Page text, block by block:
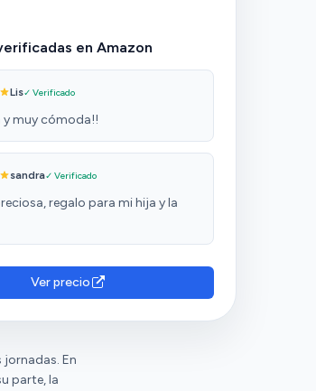
en Amazon
Lis✓ Verificado
y muy cómoda!!
sandra✓ Verificado
regalo para mi hija y la
Ver precio
En
parte, la